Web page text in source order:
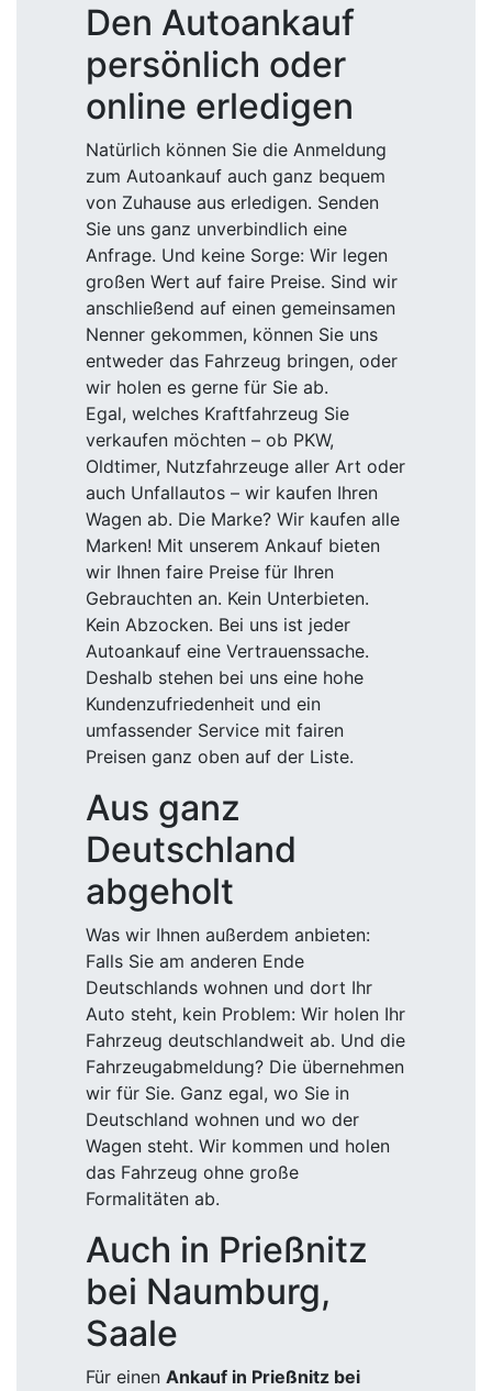
Den Autoankauf
persönlich oder
online erledigen
Natürlich können Sie die Anmeldung
zum Autoankauf auch ganz bequem
von Zuhause aus erledigen. Senden
Sie uns ganz unverbindlich eine
Anfrage. Und keine Sorge: Wir legen
großen Wert auf faire Preise. Sind wir
anschließend auf einen gemeinsamen
Nenner gekommen, können Sie uns
entweder das Fahrzeug bringen, oder
wir holen es gerne für Sie ab.
Egal, welches Kraftfahrzeug Sie
verkaufen möchten – ob PKW,
Oldtimer, Nutzfahrzeuge aller Art oder
auch Unfallautos – wir kaufen Ihren
Wagen ab. Die Marke? Wir kaufen alle
Marken! Mit unserem Ankauf bieten
wir Ihnen faire Preise für Ihren
Gebrauchten an. Kein Unterbieten.
Kein Abzocken. Bei uns ist jeder
Autoankauf eine Vertrauenssache.
Deshalb stehen bei uns eine hohe
Kundenzufriedenheit und ein
umfassender Service mit fairen
Preisen ganz oben auf der Liste.
Aus ganz
Deutschland
abgeholt
Was wir Ihnen außerdem anbieten:
Falls Sie am anderen Ende
Deutschlands wohnen und dort Ihr
Auto steht, kein Problem: Wir holen Ihr
Fahrzeug deutschlandweit ab. Und die
Fahrzeugabmeldung? Die übernehmen
wir für Sie. Ganz egal, wo Sie in
Deutschland wohnen und wo der
Wagen steht. Wir kommen und holen
das Fahrzeug ohne große
Formalitäten ab.
Auch in Prießnitz
bei Naumburg,
Saale
Für einen Ankauf in Prießnitz bei